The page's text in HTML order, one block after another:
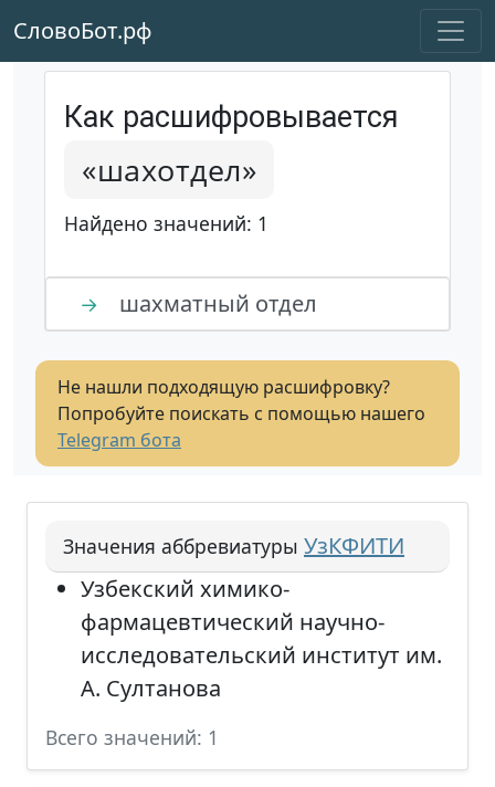
СловоБот.рф
Как расшифровывается
«шахотдел»
Найдено значений: 1
→ шахматный отдел
Не нашли подходящую расшифровку?
Попробуйте поискать с помощью нашего
Telegram бота
Значения аббревиатуры УзКФИТИ
Узбекский химико-
фармацевтический научно-
исследовательский институт им.
А. Султанова
Всего значений: 1